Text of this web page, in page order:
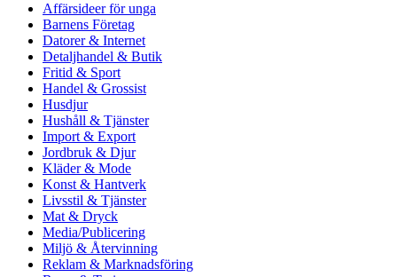
Affärsideer för unga
Barnens Företag
Datorer & Internet
Detaljhandel & Butik
Fritid & Sport
Handel & Grossist
Husdjur
Hushåll & Tjänster
Import & Export
Jordbruk & Djur
Kläder & Mode
Konst & Hantverk
Livsstil & Tjänster
Mat & Dryck
Media/Publicering
Miljö & Återvinning
Reklam & Marknadsföring